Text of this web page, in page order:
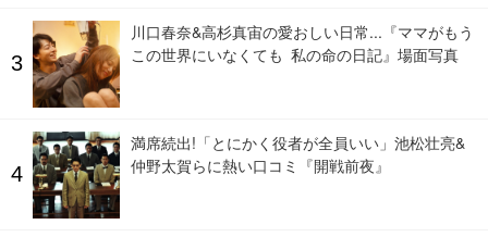
川口春奈&高杉真宙の愛おしい日常...『ママがもう
この世界にいなくても 私の命の日記』場面写真
満席続出!「とにかく役者が全員いい」池松壮亮&
仲野太賀らに熱い口コミ『開戦前夜』